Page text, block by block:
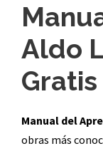
Aldo
Gratis
Manual del
obras más